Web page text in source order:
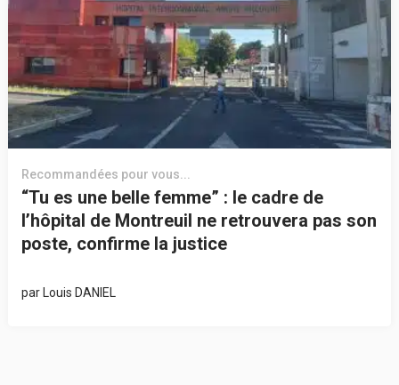
Recommandées pour vous...
“Tu es une belle femme” : le cadre de
l’hôpital de Montreuil ne retrouvera pas son
poste, confirme la justice
par Louis DANIEL